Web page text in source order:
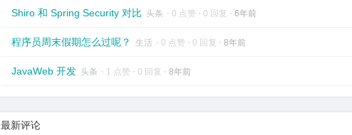
Shiro 和 Spring Security 对比 头条 ⋅ 0 点赞 ⋅ 0 回复 ⋅ 6年前
程序员周末假期怎么过呢？ 生活 ⋅ 0 点赞 ⋅ 0 回复 ⋅ 8年前
JavaWeb 开发 头条 ⋅ 1 点赞 ⋅ 0 回复 ⋅ 8年前
最新评论